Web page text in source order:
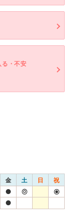
る・不安
金 土 日 祝